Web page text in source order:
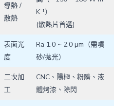
導熱 /
散熱
K⁻¹）
(散熱片首選)
表面光
度
Ra 1.0 ~ 2.0 µm（需噴
砂/拋光）
二次加
工
CNC、陽極、粉體、液
體烤漆、除閃